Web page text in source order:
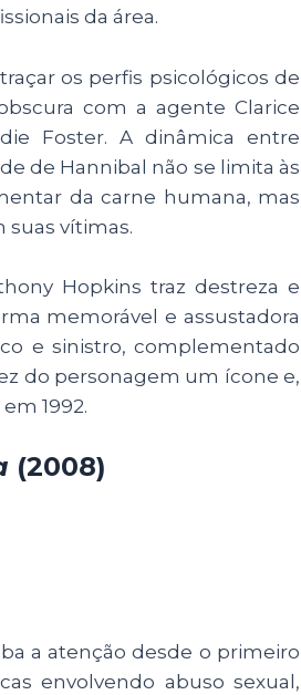
da área.
os perfis psicológicos de
com a agente Clarice
Foster. A dinâmica entre
de Hannibal não se limita às
da carne humana, mas
vítimas.
Hopkins traz destreza e
memorável e assustadora
e sinistro, complementado
do personagem um ícone e,
1992.
(2008)
a atenção desde o primeiro
envolvendo abuso sexual,